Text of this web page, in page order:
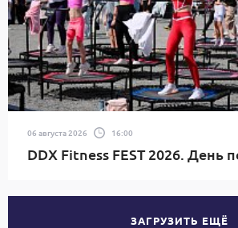
06 августа 2026 16:00
DDX Fitness FEST 2026. День
ЗАГРУЗИТЬ ЕЩЁ